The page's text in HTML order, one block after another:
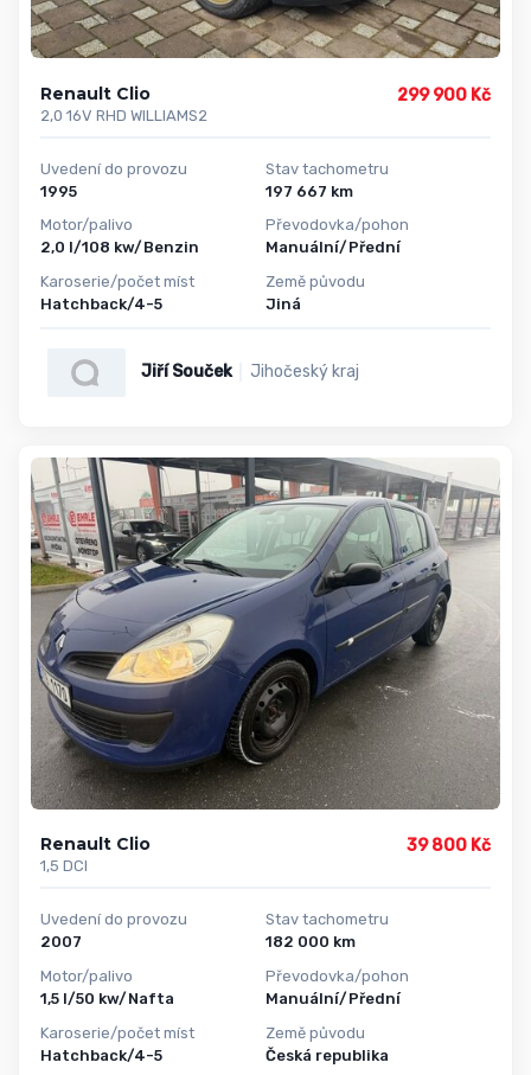
Renault Clio
2,0 16V RHD WILLIAMS2
299 900 Kč
Uvedení do provozu
1995
Motor/palivo
2,0 l/108 kw/Benzin
Karoserie/počet míst
Hatchback/4-5
Stav tachometru
197 667 km
Převodovka/pohon
Manuální/Přední
Země původu
Jiná
Jiří Souček Jihočeský kraj
Renault Clio
1,5 DCI
39 800 Kč
Uvedení do provozu
2007
Motor/palivo
1,5 l/50 kw/Nafta
Karoserie/počet míst
Hatchback/4-5
Stav tachometru
182 000 km
Převodovka/pohon
Manuální/Přední
Země původu
Česká republika